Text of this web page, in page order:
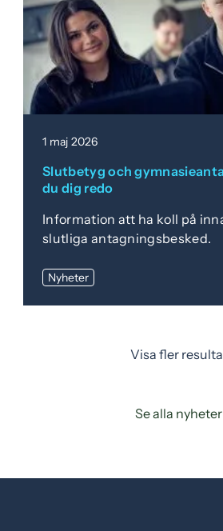
1 maj 2026
Slutbetyg och
du dig redo
Information att ha koll på
slutliga antagningsbesked.
Nyheter
Visa fler
Se alla nyheter